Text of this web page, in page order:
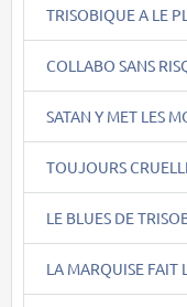
TRISOBIQUE A LE
COLLABO SANS
SATAN Y MET LES
TOUJOURS
LE BLUES DE
LA MARQUISE FAIT